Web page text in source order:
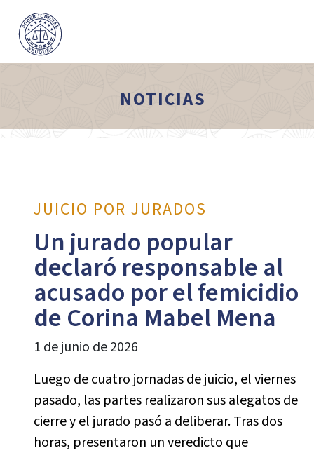
NOTICIAS
JUICIO POR JURADOS
Un jurado popular
declaró responsable al
acusado por el femicidio
de Corina Mabel Mena
1 de junio de 2026
Luego de cuatro jornadas de juicio, el viernes
pasado, las partes realizaron sus alegatos de
cierre y el jurado pasó a deliberar. Tras dos
horas, presentaron un veredicto que